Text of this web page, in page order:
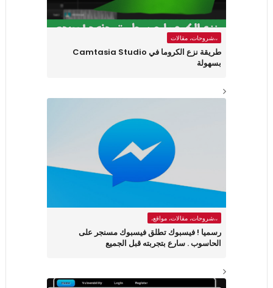
،،شروحات، مقالات
طريقة نزع الكروما في Camtasia Studio
بسهولة
،،شروحات، مقالات، مواقع،
رسميا ! فيسبوك تطلق فيسبوك مسنجر على
الحاسوب . سارع بتجربته قبل الجميع